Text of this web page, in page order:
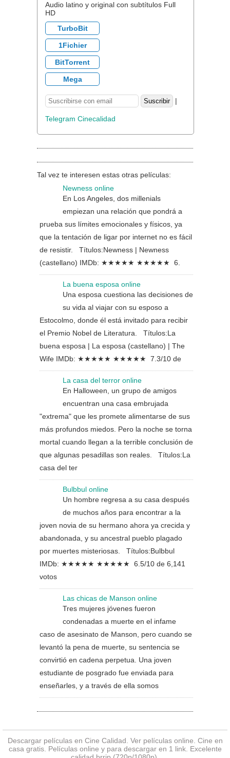
Audio latino y original con subtítulos Full
HD
TurboBit
1Fichier
BitTorrent
Mega
|
Telegram Cinecalidad
Tal vez te interesen estas otras películas:
Newness online
En Los Angeles, dos millenials
empiezan una relación que pondrá a
prueba sus límites emocionales y físicos, ya
que la tentación de ligar por internet no es fácil
de resistir. Títulos:Newness | Newness
(castellano) IMDb: ★★★★★ ★★★★★ 6.
La buena esposa online
Una esposa cuestiona las decisiones de
su vida al viajar con su esposo a
Estocolmo, donde él está invitado para recibir
el Premio Nobel de Literatura. Títulos:La
buena esposa | La esposa (castellano) | The
Wife IMDb: ★★★★★ ★★★★★ 7.3/10 de
La casa del terror online
En Halloween, un grupo de amigos
encuentran una casa embrujada
"extrema" que les promete alimentarse de sus
más profundos miedos. Pero la noche se torna
mortal cuando llegan a la terrible conclusión de
que algunas pesadillas son reales. Títulos:La
casa del ter
Bulbbul online
Un hombre regresa a su casa después
de muchos años para encontrar a la
joven novia de su hermano ahora ya crecida y
abandonada, y su ancestral pueblo plagado
por muertes misteriosas. Títulos:Bulbbul
IMDb: ★★★★★ ★★★★★ 6.5/10 de 6,141
votos
Las chicas de Manson online
Tres mujeres jóvenes fueron
condenadas a muerte en el infame
caso de asesinato de Manson, pero cuando se
levantó la pena de muerte, su sentencia se
convirtió en cadena perpetua. Una joven
estudiante de posgrado fue enviada para
enseñarles, y a través de ella somos
Descargar películas en Cine Calidad. Ver películas online . Cine en
casa gratis. Películas online y para descargar en 1 link. Excelente